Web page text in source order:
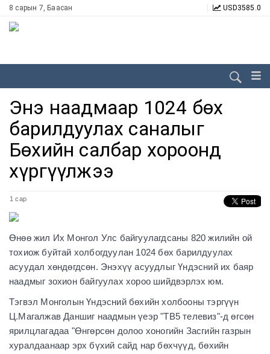
8 сарын 7, Баасан USD3585.0
Энэ наадмаар 1024 бөх
барилдуулах саналыг
Бөхийн салбар хороонд
хүргүүлжээ
1 сар
Өнөө жил Их Монгол Улс байгуулагдсаны 820 жилийн ой
тохиож буйтай холбогдуулан 1024 бөх барилдуулах
асуудал хөндөгдсөн. Энэхүү асуудлыг Үндэсний их баяр
наадмыг зохион байгуулах хороо шийдвэрлэх юм.
Тэгвэл Монголын Үндэсний бөхийн холбооны тэргүүн
Ц.Магалжав Даншиг наадмын үеэр "ТВ5 телевиз"-д өгсөн
ярилцлагадаа "Өнгөрсөн долоо хоногийн Засгийн газрын
хуралдаанаар эрх бүхий сайд нар бөхчүүд, бөхийн